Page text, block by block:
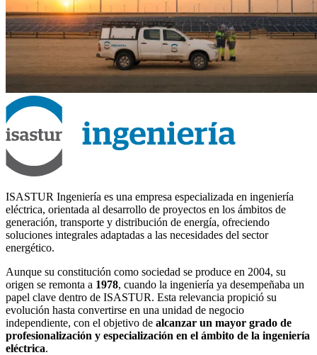
ISASTUR Ingeniería es una empresa especializada en ingeniería
eléctrica, orientada al desarrollo de proyectos en los ámbitos de
generación, transporte y distribución de energía, ofreciendo
soluciones integrales adaptadas a las necesidades del sector
energético.
Aunque su constitución como sociedad se produce en 2004, su
origen se remonta a 1978, cuando la ingeniería ya desempeñaba un
papel clave dentro de ISASTUR. Esta relevancia propició su
evolución hasta convertirse en una unidad de negocio
independiente, con el objetivo de alcanzar un mayor grado de
profesionalización y especialización en el ámbito de la ingeniería
eléctrica.